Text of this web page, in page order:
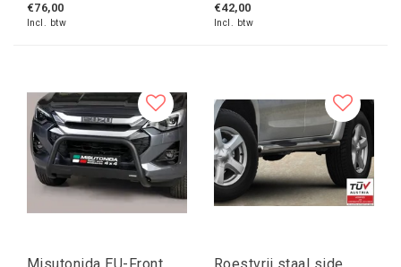
€76,00
Incl. btw
€42,00
Incl. btw